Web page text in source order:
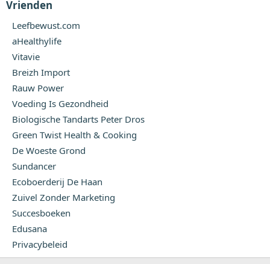
Vrienden
Leefbewust.com
aHealthylife
Vitavie
Breizh Import
Rauw Power
Voeding Is Gezondheid
Biologische Tandarts Peter Dros
Green Twist Health & Cooking
De Woeste Grond
Sundancer
Ecoboerderij De Haan
Zuivel Zonder Marketing
Succesboeken
Edusana
Privacybeleid